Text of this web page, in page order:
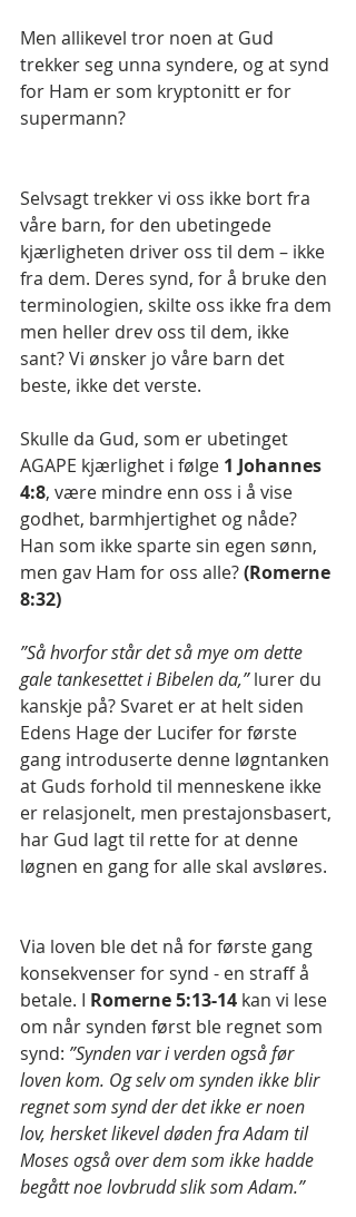
Men allikevel tror noen at Gud
trekker seg unna syndere, og at synd
for Ham er som kryptonitt er for
supermann?
Selvsagt trekker vi oss ikke bort fra
våre barn, for den ubetingede
kjærligheten driver oss til dem – ikke
fra dem. Deres synd, for å bruke den
terminologien, skilte oss ikke fra dem
men heller drev oss til dem, ikke
sant? Vi ønsker jo våre barn det
beste, ikke det verste.
Skulle da Gud, som er ubetinget
AGAPE kjærlighet i følge 1 Johannes
4:8, være mindre enn oss i å vise
godhet, barmhjertighet og nåde?
Han som ikke sparte sin egen sønn,
men gav Ham for oss alle? (Romerne
8:32)
”Så hvorfor står det så mye om dette
gale tankesettet i Bibelen da,” lurer du
kanskje på? Svaret er at helt siden
Edens Hage der Lucifer for første
gang introduserte denne løgntanken
at Guds forhold til menneskene ikke
er relasjonelt, men prestajonsbasert,
har Gud lagt til rette for at denne
løgnen en gang for alle skal avsløres.
Via loven ble det nå for første gang
konsekvenser for synd - en straff å
betale. I Romerne 5:13-14 kan vi lese
om når synden først ble regnet som
synd: ”Synden var i verden også før
loven kom. Og selv om synden ikke blir
regnet som synd der det ikke er noen
lov, hersket likevel døden fra Adam til
Moses også over dem som ikke hadde
begått noe lovbrudd slik som Adam.”